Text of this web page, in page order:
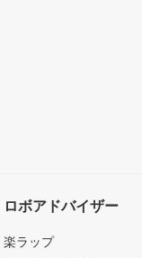
ロボアドバイザー
楽ラップ